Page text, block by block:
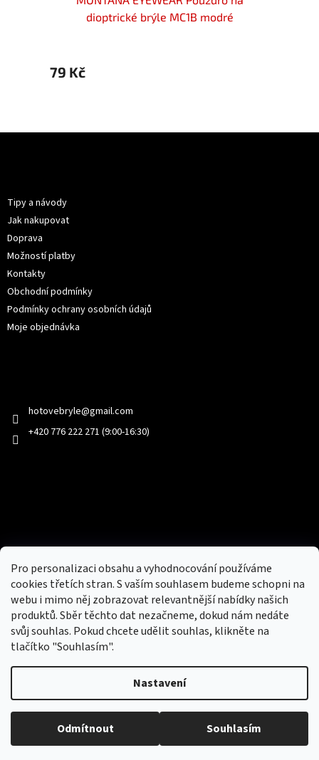
Pro personalizaci obsahu a vyhodnocování používáme
cookies třetích stran. S vaším souhlasem budeme schopni na
webu i mimo něj zobrazovat relevantnější nabídky našich
produktů. Sběr těchto dat nezačneme, dokud nám nedáte
svůj souhlas. Pokud chcete udělit souhlas, klikněte na
tlačítko "Souhlasím".
Nastavení
Odmítnout Souhlasím
dioptrické brýle MC1B modré
79 Kč
Tipy a návody
Jak nakupovat
Doprava
Možností platby
Kontakty
Obchodní podmínky
Podmínky ochrany osobních údajů
Moje objednávka
hotovebryle@gmail.com
+420 776 222 271 (9:00-16:30)
Nový obchod s batohy, cestovními zavazadly, tašky a peněženky
Copyright 2026hotovebryle.cz
. Všechna práva